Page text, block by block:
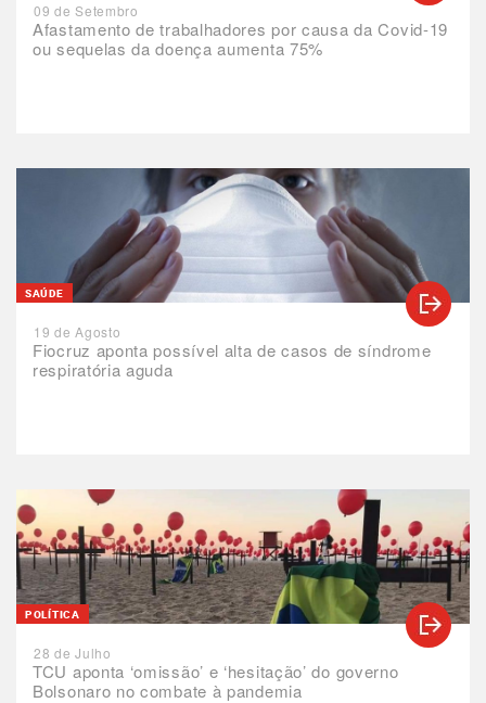
Afastamento de trabalhadores por causa da Covid-19
ou sequelas da doença aumenta 75%
09 de Setembro
Fiocruz aponta possível alta de casos de síndrome
respiratória aguda
SAÚDE
19 de Agosto
TCU aponta ‘omissão’ e ‘hesitação’ do governo
Bolsonaro no combate à pandemia
POLÍTICA
28 de Julho